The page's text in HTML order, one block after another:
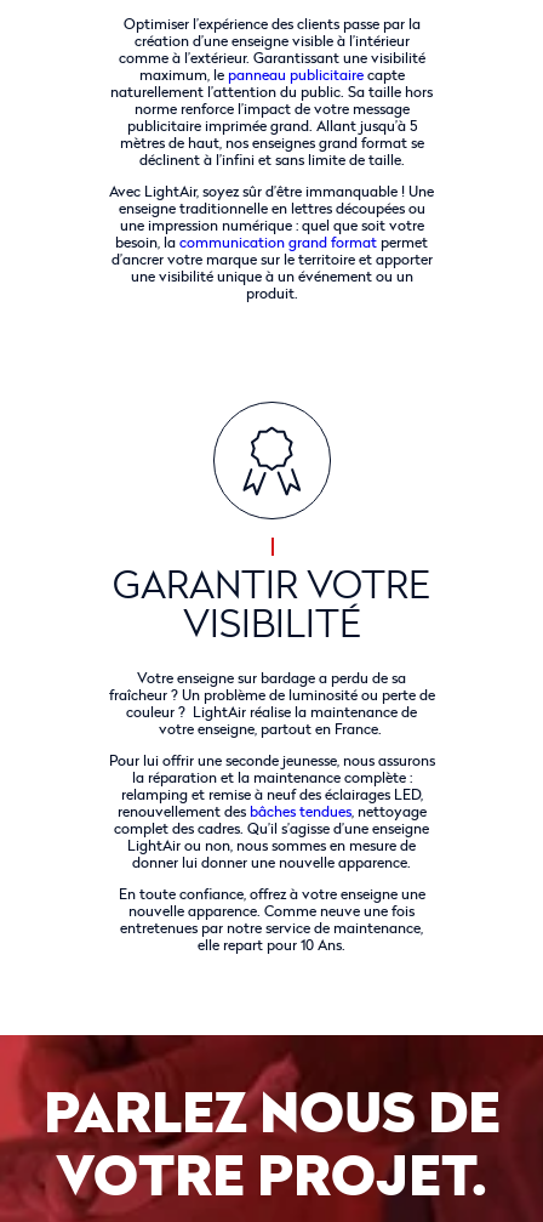
Optimiser l’expérience des clients passe par la
création d’une enseigne visible à l’intérieur
comme à l’extérieur. Garantissant une visibilité
maximum, le panneau publicitairecapte
naturellement l’attention du public. Sa taille hors
norme renforce l’impact de votre message
publicitaire imprimée grand. Allant jusqu’à 5
mètres de haut, nos enseignes grand format se
déclinent à l’infini et sans limite de taille.
Avec LightAir, soyez sûr d’être immanquable ! Une
enseigne traditionnelle en lettres découpées ou
une impression numérique : quel que soit votre
besoin, lacommunication grand format permet
d’ancrer votre marque sur le territoire et apporter
une visibilité unique à un événement ou un
produit.
GARANTIR VOTRE
VISIBILITÉ
Votre enseigne sur bardage a perdu de sa
fraîcheur ? Un problème de luminosité ou perte de
couleur ? LightAir réalise la maintenance de
votre enseigne, partout en France.
Pour lui offrir une seconde jeunesse, nous assurons
la réparation et la maintenance complète :
relamping et remise à neuf des éclairages LED,
renouvellement des bâches tendues, nettoyage
complet des cadres. Qu’il s’agisse d’une enseigne
LightAir ou non, nous sommes en mesure de
donner lui donner une nouvelle apparence.
En toute confiance, offrez à votre enseigne une
nouvelle apparence. Comme neuve une fois
entretenues par notre service de maintenance,
elle repart pour 10 Ans.
PARLEZ NOUS DE
VOTRE PROJET.